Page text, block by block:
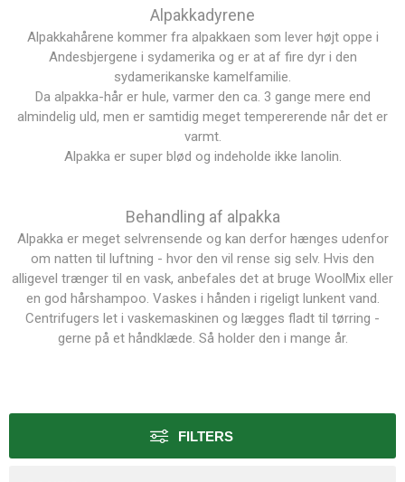
Alpakkadyrene
Alpakkahårene kommer fra alpakkaen som lever højt oppe i
Andesbjergene i sydamerika og er at af fire dyr i den
sydamerikanske kamelfamilie.
Da alpakka-hår er hule, varmer den ca. 3 gange mere end
almindelig uld, men er samtidig meget tempererende når det er
varmt.
Alpakka er super blød og indeholde ikke lanolin.
Behandling af alpakka
Alpakka er meget selvrensende og kan derfor hænges udenfor
om natten til luftning - hvor den vil rense sig selv. Hvis den
alligevel trænger til en vask, anbefales det at bruge WoolMix eller
en god hårshampoo. Vaskes i hånden i rigeligt lunkent vand.
Centrifugers let i vaskemaskinen og lægges fladt til tørring -
gerne på et håndklæde. Så holder den i mange år.
FILTERS